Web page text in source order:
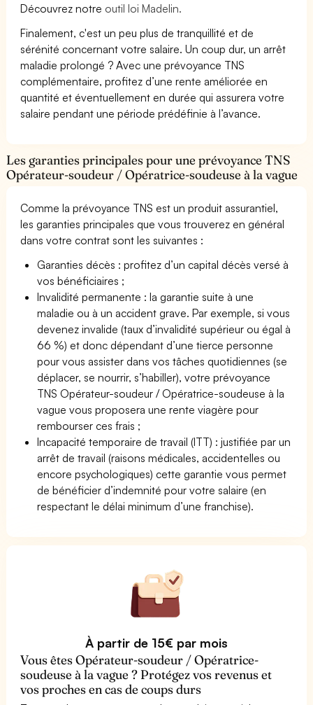
Découvrez notre outil loi Madelin.
Finalement, c'est un peu plus de tranquillité et de
sérénité concernant votre salaire. Un coup dur, un arrêt
maladie prolongé ? Avec une prévoyance TNS
complémentaire, profitez d’une rente améliorée en
quantité et éventuellement en durée qui assurera votre
salaire pendant une période prédéfinie à l’avance.
Les garanties principales pour une prévoyance TNS
Opérateur-soudeur / Opératrice-soudeuse à la vague
Comme la prévoyance TNS est un produit assurantiel,
les garanties principales que vous trouverez en général
dans votre contrat sont les suivantes :
Garanties décès : profitez d’un capital décès versé à
vos bénéficiaires ;
Invalidité permanente : la garantie suite à une
maladie ou à un accident grave. Par exemple, si vous
devenez invalide (taux d’invalidité supérieur ou égal à
66 %) et donc dépendant d’une tierce personne
pour vous assister dans vos tâches quotidiennes (se
déplacer, se nourrir, s’habiller), votre prévoyance
TNS Opérateur-soudeur / Opératrice-soudeuse à la
vague vous proposera une rente viagère pour
rembourser ces frais ;
Incapacité temporaire de travail (ITT) : justifiée par un
arrêt de travail (raisons médicales, accidentelles ou
encore psychologiques) cette garantie vous permet
de bénéficier d’indemnité pour votre salaire (en
respectant le délai minimum d’une franchise).
À partir de 15€ par mois
Vous êtes Opérateur-soudeur / Opératrice-
soudeuse à la vague ? Protégez vos revenus et
vos proches en cas de coups durs